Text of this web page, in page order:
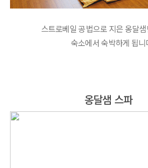
스트로베일 공법으로 지은 옹달
숙소에서 숙박하게 됩니
옹달샘 스파